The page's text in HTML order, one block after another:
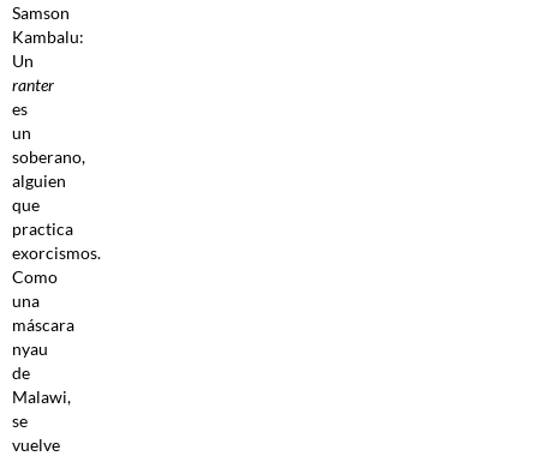
Samson
Kambalu:
Un
ranter
es
un
soberano,
alguien
que
practica
exorcismos.
Como
una
máscara
nyau
de
Malawi,
se
vuelve